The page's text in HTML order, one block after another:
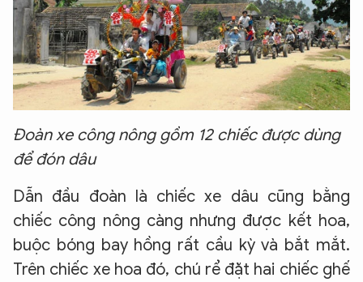
Đoàn xe công nông gồm 12 chiếc được dùng
để đón dâu
Dẫn đầu đoàn là chiếc xe dâu cũng bằng
chiếc công nông càng nhưng được kết hoa,
buộc bóng bay hồng rất cầu kỳ và bắt mắt.
Trên chiếc xe hoa đó, chú rể đặt hai chiếc ghế